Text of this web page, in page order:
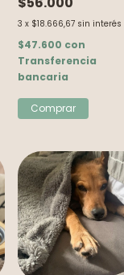
3 x $18.666,67 sin interés
$47.600 con
Transferencia
bancaria
Comprar